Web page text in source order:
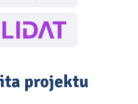
projektu